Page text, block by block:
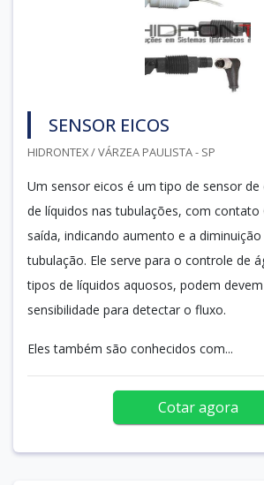
SENSOR EICOS
HIDRONTEX / VÁRZEA PAULISTA - SP
Um sensor eicos é um tipo de sensor
de líquidos nas tubulações, com contato
saída, indicando aumento e a
tubulação. Ele serve para o controle de
tipos de líquidos aquosos, podem
sensibilidade para detectar o fluxo.
Eles também são conhecidos com...
Cotar agora